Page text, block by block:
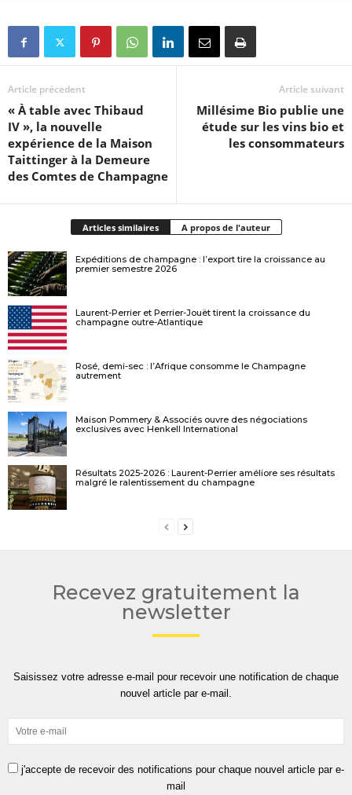
Article précedent
« À table avec Thibaud
IV », la nouvelle
expérience de la Maison
Taittinger à la Demeure
des Comtes de Champagne
Article suivant
Millésime Bio publie une
étude sur les vins bio et
les consommateurs
Articles similaires A propos de l'auteur
Expéditions de champagne : l’export tire la croissance au
premier semestre 2026
Laurent-Perrier et Perrier-Jouët tirent la croissance du
champagne outre-Atlantique
Rosé, demi-sec : l’Afrique consomme le Champagne
autrement
Maison Pommery & Associés ouvre des négociations
exclusives avec Henkell International
Résultats 2025-2026 : Laurent-Perrier améliore ses résultats
malgré le ralentissement du champagne
Recevez gratuitement la
newsletter
Saisissez votre adresse e-mail pour recevoir une notification de chaque
nouvel article par e-mail.
j'accepte de recevoir des notifications pour chaque nouvel article par e-
mail